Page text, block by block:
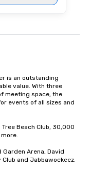
is an outstanding
value. With three
meeting space, the
events of all sizes and
Beach Club, 30,000
Garden Arena, David
and Jabbawockeez.